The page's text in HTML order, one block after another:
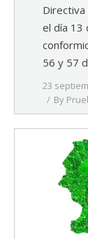
el día 13
56 y 57
23
By